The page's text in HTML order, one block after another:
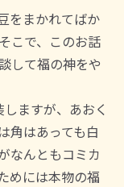
をまかれてばか
こで、このお話
して福の神をや
ますが、あおく
角はあっても白
なんともコミカ
めには本物の福